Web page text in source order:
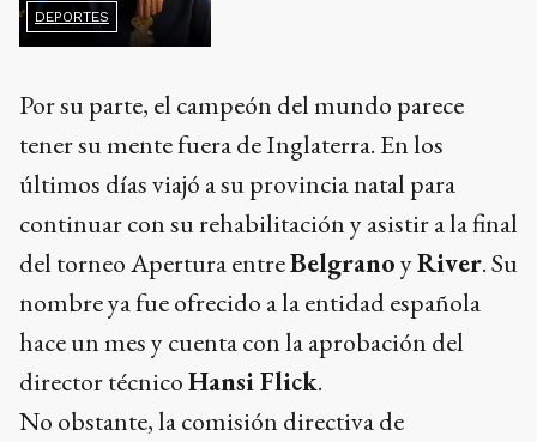
DEPORTES
Por su parte, el campeón del mundo parece
tener su mente fuera de Inglaterra. En los
últimos días viajó a su provincia natal para
continuar con su rehabilitación y asistir a la final
del torneo Apertura entreBelgranoyRiver. Su
nombre ya fue ofrecido a la entidad española
hace un mes y cuenta con la aprobación del
director técnicoHansi Flick.
No obstante, la comisión directiva de